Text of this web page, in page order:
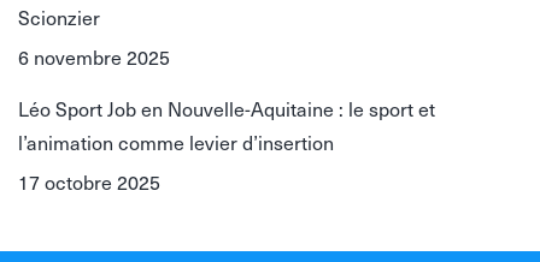
Scionzier
6 novembre 2025
Léo Sport Job en Nouvelle-Aquitaine : le sport et
l’animation comme levier d’insertion
17 octobre 2025